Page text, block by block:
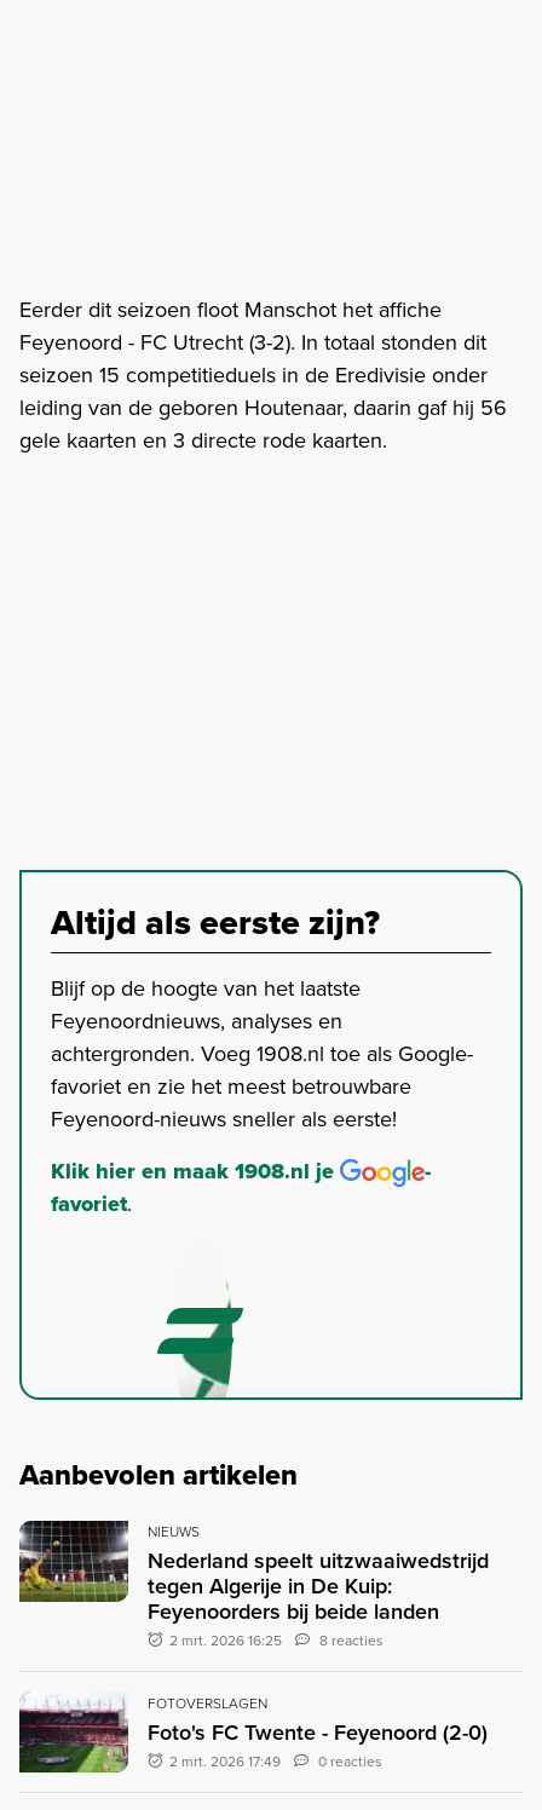
Eerder dit seizoen floot Manschot het affiche
Feyenoord - FC Utrecht (3-2). In totaal stonden dit
seizoen 15 competitieduels in de Eredivisie onder
leiding van de geboren Houtenaar, daarin gaf hij 56
gele kaarten en 3 directe rode kaarten.
Altijd als eerste zijn?
Blijf op de hoogte van het laatste
Feyenoordnieuws, analyses en
achtergronden. Voeg 1908.nl toe als Google-
favoriet en zie het meest betrouwbare
Feyenoord-nieuws sneller als eerste!
Klik hier en maak 1908.nl je
-
favoriet.
Aanbevolen artikelen
NIEUWS
Nederland speelt uitzwaaiwedstrijd
tegen Algerije in De Kuip:
Feyenoorders bij beide landen
2 mrt. 2026 16:25 8 reacties
FOTOVERSLAGEN
Foto's FC Twente - Feyenoord (2-0)
2 mrt. 2026 17:49 0 reacties